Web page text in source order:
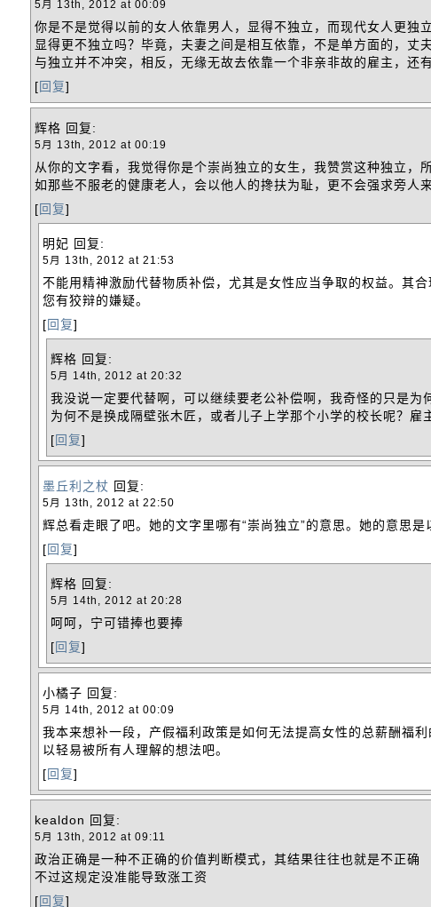
5月 13th, 2012 at 00:09
你是不是觉得以前的女人依靠男人，显得不独立，而现代女人更
显得更不独立吗？毕竟，夫妻之间是相互依靠，不是单方面的，丈
与独立并不冲突，相反，无缘无故去依靠一个非亲非故的雇主，还
[回复]
辉格 回复:
5月 13th, 2012 at 00:19
从你的文字看，我觉得你是个崇尚独立的女生，我赞赏这种独立
如那些不服老的健康老人，会以他人的搀扶为耻，更不会强求旁人
[回复]
明妃 回复:
5月 13th, 2012 at 21:53
不能用精神激励代替物质补偿，尤其是女性应当争取的权益。其合
您有狡辩的嫌疑。
[回复]
辉格 回复:
5月 14th, 2012 at 20:32
我没说一定要代替啊，可以继续要老公补偿啊，我奇怪的只是为
为何不是换成隔壁张木匠，或者儿子上学那个小学的校长呢？雇
[回复]
墨丘利之杖 回复:
5月 13th, 2012 at 22:50
辉总看走眼了吧。她的文字里哪有“崇尚独立”的意思。她的意思
[回复]
辉格 回复:
5月 14th, 2012 at 20:28
呵呵，宁可错捧也要捧
[回复]
小橘子 回复:
5月 14th, 2012 at 00:09
我本来想补一段，产假福利政策是如何无法提高女性的总薪酬福
以轻易被所有人理解的想法吧。
[回复]
kealdon 回复:
5月 13th, 2012 at 09:11
政治正确是一种不正确的价值判断模式，其结果往往也就是不正确
不过这规定没准能导致涨工资
[回复]